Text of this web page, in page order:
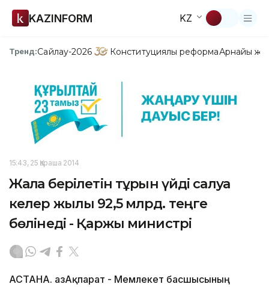
KAZINFORM KZ
Тренд:Сайлау-2026 Конституциялық реформаАрнайы
15:43, 25 Қараша 2014
Жалға берілетін тұрғын үйді салуға
келер жылы 92,5 млрд. теңге
бөлінеді - Қаржы министрі
АСТАНА. ҚазАқпарат - Мемлекет басшысының